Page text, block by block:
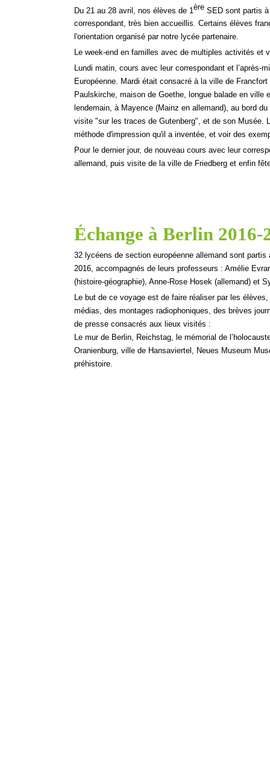
Échange à Berlin 2016-
32 lycéens de section européenne allemand sont partis
2016, accompagnés de leurs professeurs : Amélie
(histoire-géographie), Anne-Rose Hosek (allemand) et
Le but de ce voyage est de faire réaliser par les
médias, des montages radiophoniques, des brèves
de presse consacrés aux lieux visités :
Le mur de Berlin, Reichstag, le mémorial de
Oranienburg, ville de Hansaviertel, Neues Museum
préhistoire.
Du 21 au 28 avril, nos élèves de 1ère SED sont partis
correspondant, très bien accueillis. Certains élèves
l'orientation organisé par notre lycée partenaire.
Le week-end en familles avec de multiples activités et
Lundi matin, cours avec leur correspondant et l’après-
Européenne. Mardi était consacré à la ville de
Paulskirche, maison de Goethe, longue balade en ville
lendemain, à Mayence (Mainz en allemand), au bord
visite "sur les traces de Gutenberg", et de son Musée.
méthode d'impression qu'il a inventée, et voir des
Pour le dernier jour, de nouveau cours avec leur
allemand, puis visite de la ville de Friedberg et enfin